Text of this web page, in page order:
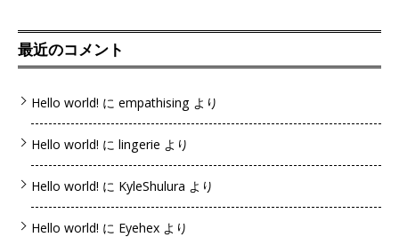
最近のコメント
Hello world! に empathising より
Hello world! に lingerie より
Hello world! に KyleShulura より
Hello world! に Eyehex より